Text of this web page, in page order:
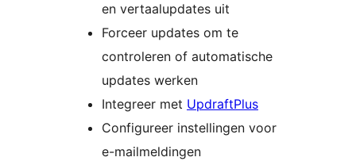
en vertaalupdates uit
Forceer updates om te
controleren of automatische
updates werken
Integreer met UpdraftPlus
Configureer instellingen voor
e-mailmeldingen